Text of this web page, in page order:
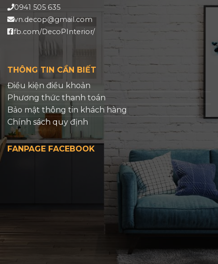
0941 505 635
vn.decop@gmail.com
fb.com/DecoPInterior/
THÔNG TIN CẦN BIẾT
Điều kiện điều khoản
Phương thức thanh toán
Bảo mật thông tin khách hàng
Chính sách quy định
FANPAGE FACEBOOK